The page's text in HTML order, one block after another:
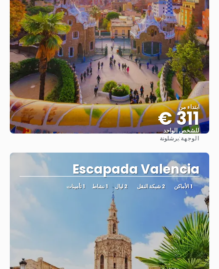
ابتداء من
311 €
للشخص الواحد
الوجهة:برشلونة
Escapada Valencia
1 الأماكن 2 شبكة النقل 2 ليال 1 نشاط 1 تأمينات